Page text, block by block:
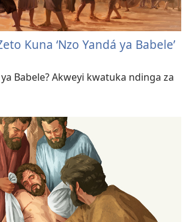
Kuna ‘Nzo Yandá ya Babele’
Babele? Akweyi kwatuka ndinga za